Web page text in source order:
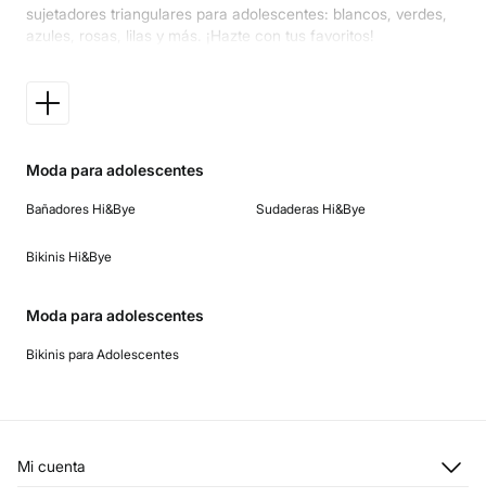
sujetadores triangulares para adolescentes: blancos, verdes,
azules, rosas, lilas y más. ¡Hazte con tus favoritos!
Moda para adolescentes
Bañadores Hi&Bye
Bikinis Hi&Bye
Sudaderas Hi&Bye
Moda para adolescentes
Bikinis para Adolescentes
Mi cuenta